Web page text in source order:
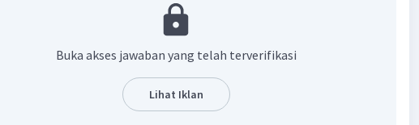
Balas
Buka akses jawaban yang telah terverifikasi
Lihat Iklan